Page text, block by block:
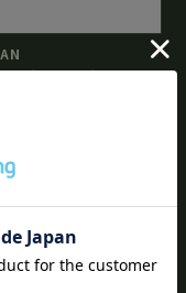
ヨタ ランドクルーザー